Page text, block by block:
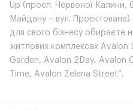
Up (просп. Червоної Калини,
Майдану – вул.
для свого бізнесу обираєте
житлових комплексах
Garden, Avalon 2Day, Avalon
Time, Avalon Zelena Street”.